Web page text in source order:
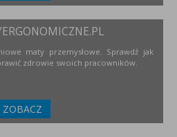
maty przemysłowe. Sprawdź jak
zdrowie swoich pracowników.
ZOBACZ